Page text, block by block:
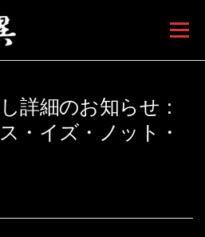
メニュー
詳細のお知らせ：
・イズ・ノット・